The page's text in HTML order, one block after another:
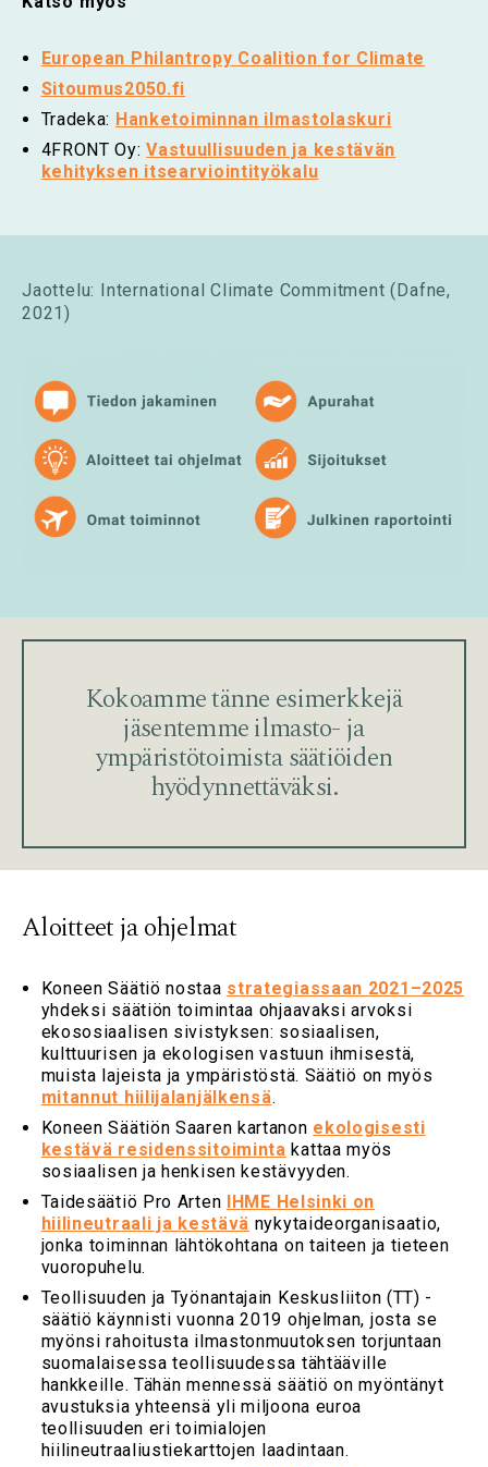
European Philantropy Coalition for Climate
Sitoumus2050.fi
Tradeka: Hanketoiminnan ilmastolaskuri
4FRONT Oy:Vastuullisuuden ja kestävän
kehityksen itsearviointityökalu
Jaottelu: International Climate Commitment (Dafne,
2021)
Kokoamme tänne esimerkkejä
jäsentemme ilmasto- ja
ympäristötoimista säätiöiden
hyödynnettäväksi.
Aloitteet ja ohjelmat
Koneen Säätiö nostaa strategiassaan 2021–2025
yhdeksi säätiön toimintaa ohjaavaksi arvoksi
ekososiaalisen sivistyksen: sosiaalisen,
kulttuurisen ja ekologisen vastuun ihmisestä,
muista lajeista ja ympäristöstä. Säätiö on myös
mitannut hiilijalanjälkensä.
Koneen Säätiön Saaren kartanon ekologisesti
kestävä residenssitoiminta kattaa myös
sosiaalisen ja henkisen kestävyyden.
Taidesäätiö Pro Arten
IHME Helsinki on
hiilineutraali ja kestävä nykytaideorganisaatio,
jonka toiminnan lähtökohtana on taiteen ja tieteen
vuoropuhelu.
Teollisuuden ja Työnantajain Keskusliiton (TT) -
säätiö käynnisti vuonna 2019 ohjelman, josta se
myönsi rahoitusta ilmastonmuutoksen torjuntaan
suomalaisessa teollisuudessa tähtääville
hankkeille. Tähän mennessä säätiö on myöntänyt
avustuksia yhteensä yli miljoona euroa
teollisuuden eri toimialojen
hiilineutraaliustiekarttojen laadintaan.